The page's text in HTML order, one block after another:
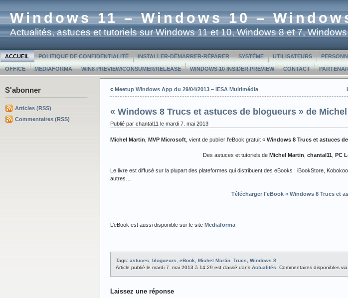
Windows 11 – Windows 10 –
Actualités, astuces et tutoriels sur Windows 11 et 10, Windows 8 et 7,
ACCUEIL POLITIQUE DE CONFIDENTIALITÉ INSTALLER-DÉMARRER-RÉPARER SYSTÈME UTILISATEURS
OFFICE MEDIAFORMA WIN8 PREVIEW/CONSUMER/RELEASE WINDOWS 10 INSIDER PREVIEW CONTACT
S'abonner
Articles (RSS)
Commentaires (RSS)
« Meetup Windows App du 29/04/2013 – IESA Multimédia
« Windows 8 Trucs et astuces de blogueurs » de
Publié par chantal11 le mardi 7. mai 2013
Michel Martin MVP Microsoft , vient de publier l’eBook gratuit « Windows 8 Trucs et astuces
Des astuces et tutoriels de Michel Martin chantal11 PC
Le livre est diffusé sur la plupart des plateformes qui distribuent des eBooks : iBookStore,
autres…
Télécharger l’eBook « Windows 8 Trucs et
L’eBook est aussi disponible sur le site Mediaforma
Tags: astuces blogueurs eBook Michel Martin Trucs
Windows 8
Article publié le mardi 7. mai 2013 à 14:29 est classé dans Actualités . Commentaires disponibles via
Laissez une réponse